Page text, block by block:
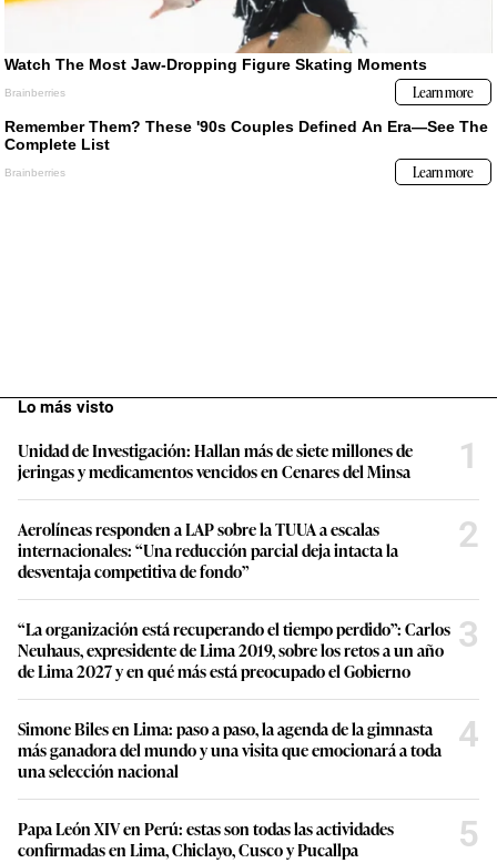
Lo más visto
Unidad de Investigación: Hallan más de siete millones de
jeringas y medicamentos vencidos en Cenares del Minsa
1
Aerolíneas responden a LAP sobre la TUUA a escalas
internacionales: “Una reducción parcial deja intacta la
desventaja competitiva de fondo”
2
“La organización está recuperando el tiempo perdido”: Carlos
Neuhaus, expresidente de Lima 2019, sobre los retos a un año
de Lima 2027 y en qué más está preocupado el Gobierno
3
Simone Biles en Lima: paso a paso, la agenda de la gimnasta
más ganadora del mundo y una visita que emocionará a toda
una selección nacional
4
Papa León XIV en Perú: estas son todas las actividades
confirmadas en Lima, Chiclayo, Cusco y Pucallpa
5